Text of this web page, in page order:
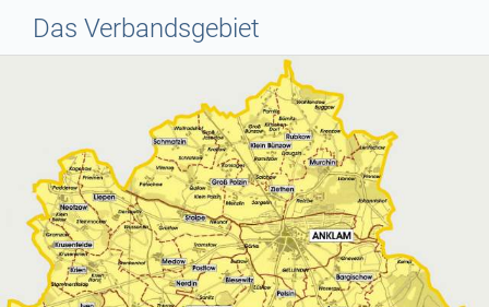
Das Verbandsgebiet